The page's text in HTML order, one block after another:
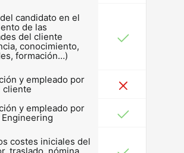
candidato en el
de las
del cliente
conocimiento,
formación…)
y empleado por
cliente
y empleado por
costes iniciales del